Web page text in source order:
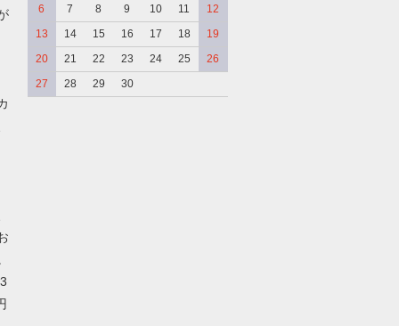
6
7 8 9 10 11
12
13
14 15 16 17 18
19
20
21 22 23 24 25
26
27
28 29 30